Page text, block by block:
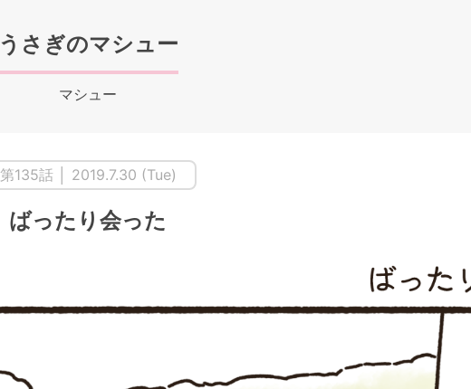
うさぎのマシュー
マシュー
第135話 │ 2019.7.30 (Tue)
ばったり会った